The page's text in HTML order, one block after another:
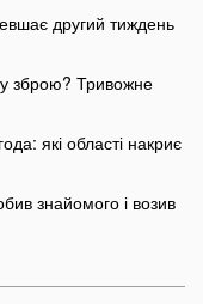
другий тиждень
зброю? Тривожне
які області накриє
знайомого і возив